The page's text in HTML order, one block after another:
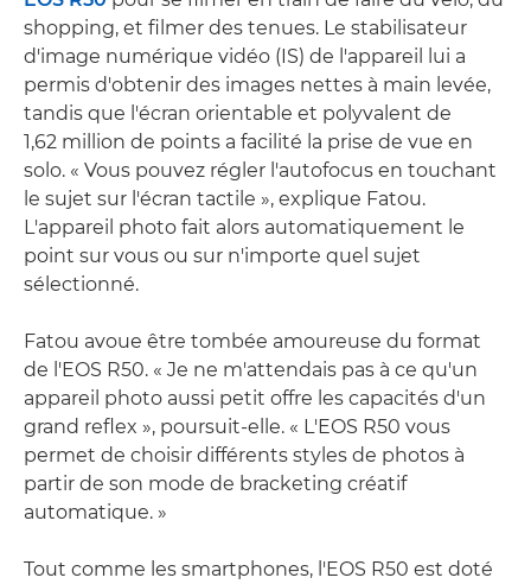
shopping, et filmer des tenues. Le stabilisateur
d'image numérique vidéo (IS) de l'appareil lui a
permis d'obtenir des images nettes à main levée,
tandis que l'écran orientable et polyvalent de
1,62 million de points a facilité la prise de vue en
solo. « Vous pouvez régler l'autofocus en touchant
le sujet sur l'écran tactile », explique Fatou.
L'appareil photo fait alors automatiquement le
point sur vous ou sur n'importe quel sujet
sélectionné.
Fatou avoue être tombée amoureuse du format
de l'EOS R50. « Je ne m'attendais pas à ce qu'un
appareil photo aussi petit offre les capacités d'un
grand reflex », poursuit-elle. « L'EOS R50 vous
permet de choisir différents styles de photos à
partir de son mode de bracketing créatif
automatique. »
Tout comme les smartphones, l'EOS R50 est doté